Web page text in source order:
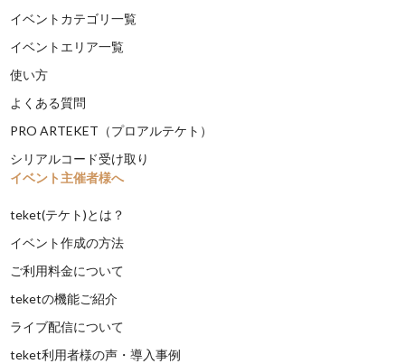
イベントカテゴリ一覧
イベントエリア一覧
使い方
よくある質問
PRO ARTEKET（プロアルテケト）
シリアルコード受け取り
イベント主催者様へ
teket(テケト)とは？
イベント作成の方法
ご利用料金について
teketの機能ご紹介
ライブ配信について
teket利用者様の声・導入事例